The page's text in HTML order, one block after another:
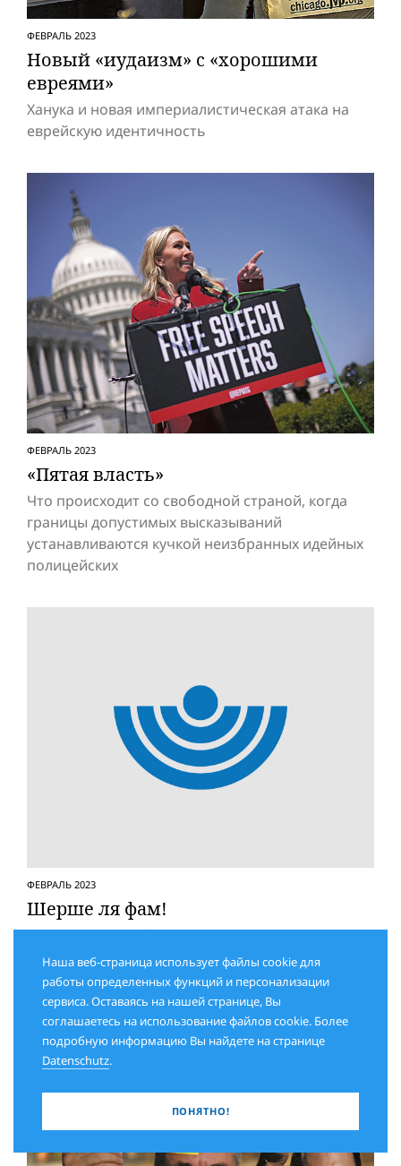
ФЕВРАЛЬ 2023
Новый «иудаизм» с «хорошими
евреями»
Ханука и новая империалистическая атака на
еврейскую идентичность
ФЕВРАЛЬ 2023
«Пятая власть»
Что происходит со свободной страной, когда
границы допустимых высказываний
устанавливаются кучкой неизбранных идейных
полицейских
ФЕВРАЛЬ 2023
Шерше ля фам!
Роль Мишель Обамы в закрытии аккаунта
Трампа в Twitter
Наша веб-страница использует файлы cookie для
работы определенных функций и персонализации
сервиса. Оставаясь на нашей странице, Вы
соглашаетесь на использование файлов cookie. Более
подробную информацию Вы найдете на странице
Datenschutz.
ПОНЯТНО!